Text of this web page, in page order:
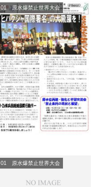
01 原水爆禁止世界大会
01 原水爆禁止世界大会